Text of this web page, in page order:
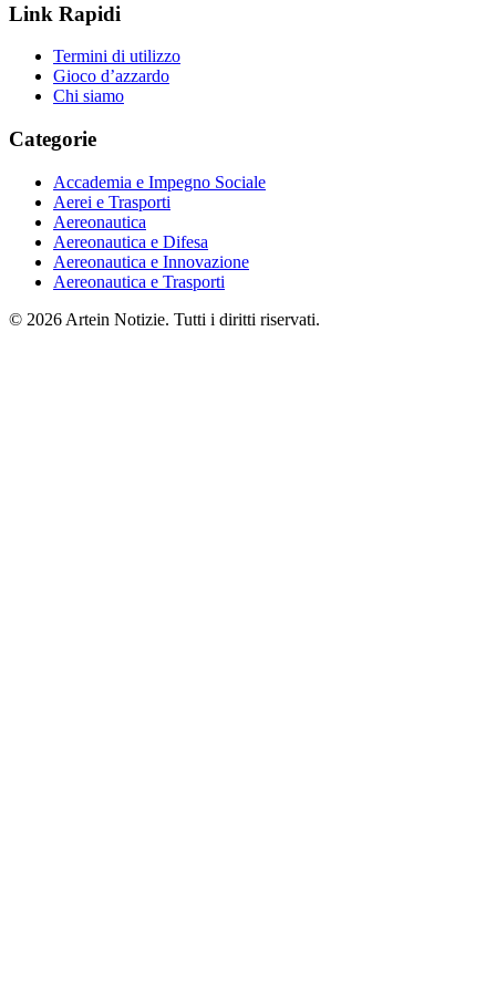
Link Rapidi
Termini di utilizzo
Gioco d’azzardo
Chi siamo
Categorie
Accademia e Impegno Sociale
Aerei e Trasporti
Aereonautica
Aereonautica e Difesa
Aereonautica e Innovazione
Aereonautica e Trasporti
© 2026 Artein Notizie. Tutti i diritti riservati.